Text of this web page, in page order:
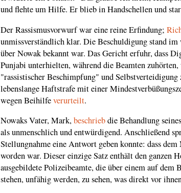
und flehte um Hilfe. Er blieb in Handschellen und
Der Rassismusvorwurf war eine reine Erfindung;
unmissverständlich klar. Die Beschuldigung stand
über Nowak bekannt war. Das Gericht erfuhr, dass
Punjabi unterhielten, während die Beamten
"rassistischer Beschimpfung" und
lebenslange Haftstrafe mit einer
wegen Beihilfeverurteilt.
Nowaks Vater, Mark,beschriebdie Behandlung
als unmenschlich und entwürdigend. Anschließend
Stellungnahme eine Antwort geben konnte: dass
worden war. Dieser einzige Satz enthält den ganzen
ausgebildete Polizeibeamte, die über einem auf dem
stehen, unfähig werden, zu sehen, was direkt vor